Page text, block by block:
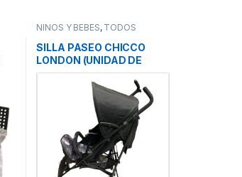
NIÑOS Y BEBÉS, TODOS
SILLA PASEO CHICCO
LONDON (UNIDAD DE
EXPOSICION – SIN
EMBALAJE ORIGINAL)